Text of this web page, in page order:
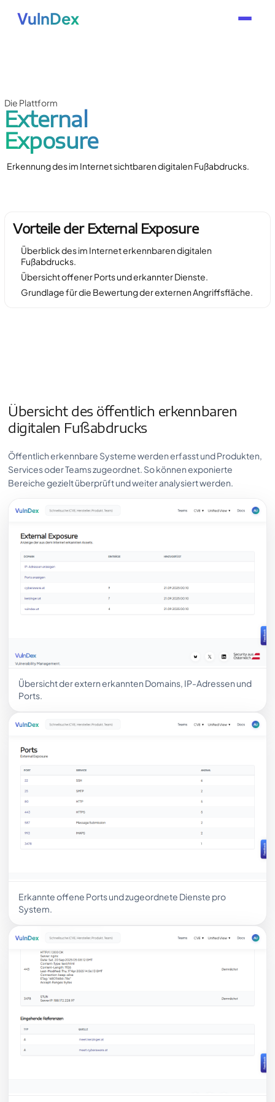
VulnDex
Die Plattform
External
Exposure
Erkennung des im Internet sichtbaren digitalen Fußabdrucks.
Vorteile der External Exposure
Überblick des im Internet erkennbaren digitalen
Fußabdrucks.
Übersicht offener Ports und erkannter Dienste.
Grundlage für die Bewertung der externen Angriffsfläche.
Übersicht des öffentlich erkennbaren
digitalen Fußabdrucks
Öffentlich erkennbare Systeme werden erfasst und Produkten,
Services oder Teams zugeordnet. So können exponierte
Bereiche gezielt überprüft und weiter analysiert werden.
Übersicht der extern erkannten Domains, IP-Adressen und
Ports.
Erkannte offene Ports und zugeordnete Dienste pro
System.